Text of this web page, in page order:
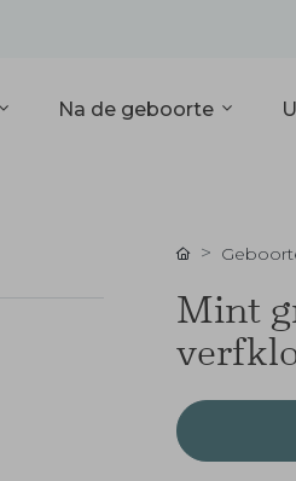
Na de geboorte
Mint